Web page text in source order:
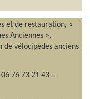
et de restauration, «
Anciennes »,
de vélocipèdes anciens
76 73 21 43 –